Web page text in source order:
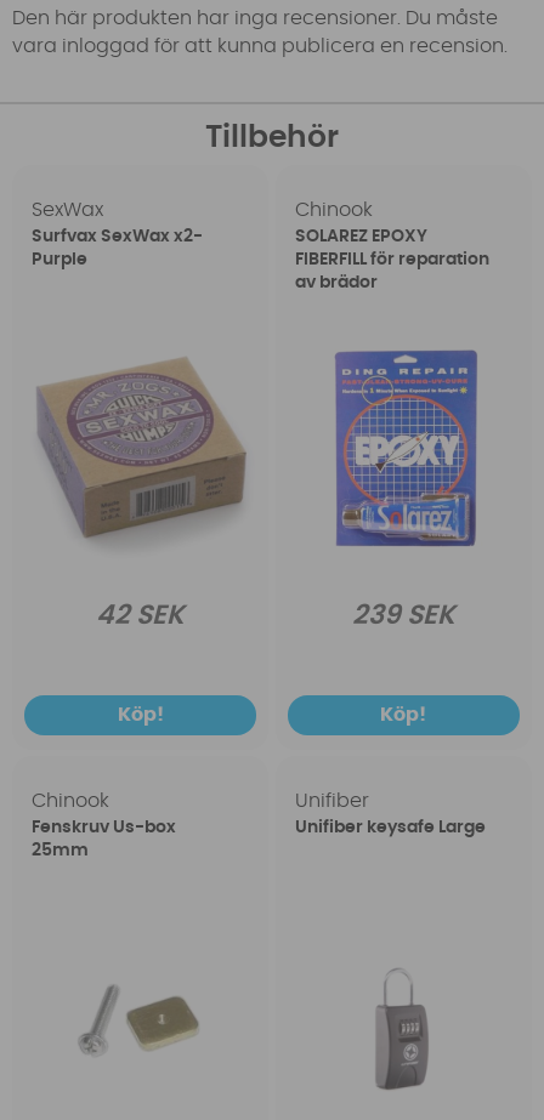
Den här produkten har inga recensioner. Du måste
vara inloggad för att kunna publicera en recension.
Tillbehör
SexWax
Surfvax SexWax x2-
Purple
42 SEK
Köp!
Chinook
SOLAREZ EPOXY
FIBERFILL för reparation
av brädor
239 SEK
Köp!
Chinook
Fenskruv Us-box
25mm
Unifiber
Unifiber keysafe Large